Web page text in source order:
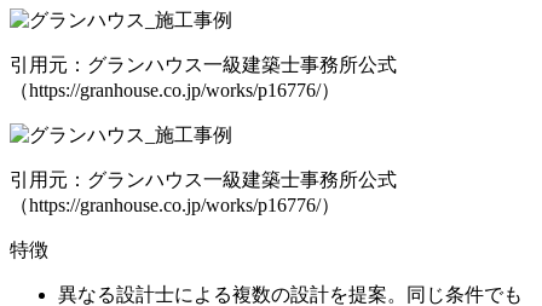
引用元：グランハウス一級建築士事務所公式
（https://granhouse.co.jp/works/p16776/）
引用元：グランハウス一級建築士事務所公式
（https://granhouse.co.jp/works/p16776/）
特徴
異なる設計士による複数の設計を提案。同じ条件でも